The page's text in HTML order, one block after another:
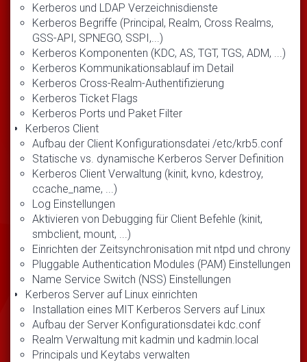
Kerberos und LDAP Verzeichnisdienste
Kerberos Begriffe (Principal, Realm, Cross Realms,
GSS-API, SPNEGO, SSPI,...)
Kerberos Komponenten (KDC, AS, TGT, TGS, ADM, ...)
Kerberos Kommunikationsablauf im Detail
Kerberos Cross-Realm-Authentifizierung
Kerberos Ticket Flags
Kerberos Ports und Paket Filter
Kerberos Client
Aufbau der Client Konfigurationsdatei /etc/krb5.conf
Statische vs. dynamische Kerberos Server Definition
Kerberos Client Verwaltung (kinit, kvno, kdestroy,
ccache_name, ...)
Log Einstellungen
Aktivieren von Debugging für Client Befehle (kinit,
smbclient, mount, ...)
Einrichten der Zeitsynchronisation mit ntpd und chrony
Pluggable Authentication Modules (PAM) Einstellungen
Name Service Switch (NSS) Einstellungen
Kerberos Server auf Linux einrichten
Installation eines MIT Kerberos Servers auf Linux
Aufbau der Server Konfigurationsdatei kdc.conf
Realm Verwaltung mit kadmin und kadmin.local
Principals und Keytabs verwalten